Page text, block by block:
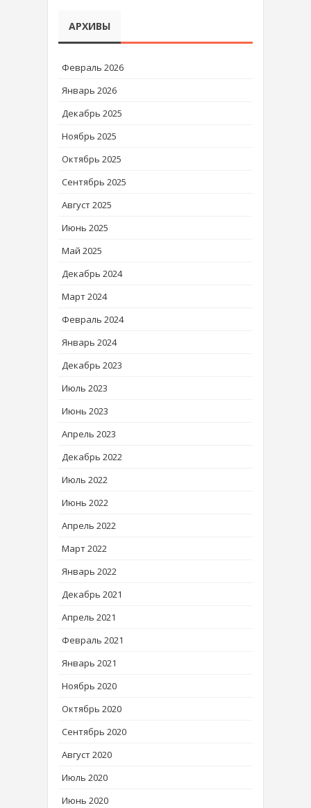
АРХИВЫ
Февраль 2026
Январь 2026
Декабрь 2025
Ноябрь 2025
Октябрь 2025
Сентябрь 2025
Август 2025
Июнь 2025
Май 2025
Декабрь 2024
Март 2024
Февраль 2024
Январь 2024
Декабрь 2023
Июль 2023
Июнь 2023
Апрель 2023
Декабрь 2022
Июль 2022
Июнь 2022
Апрель 2022
Март 2022
Январь 2022
Декабрь 2021
Апрель 2021
Февраль 2021
Январь 2021
Ноябрь 2020
Октябрь 2020
Сентябрь 2020
Август 2020
Июль 2020
Июнь 2020